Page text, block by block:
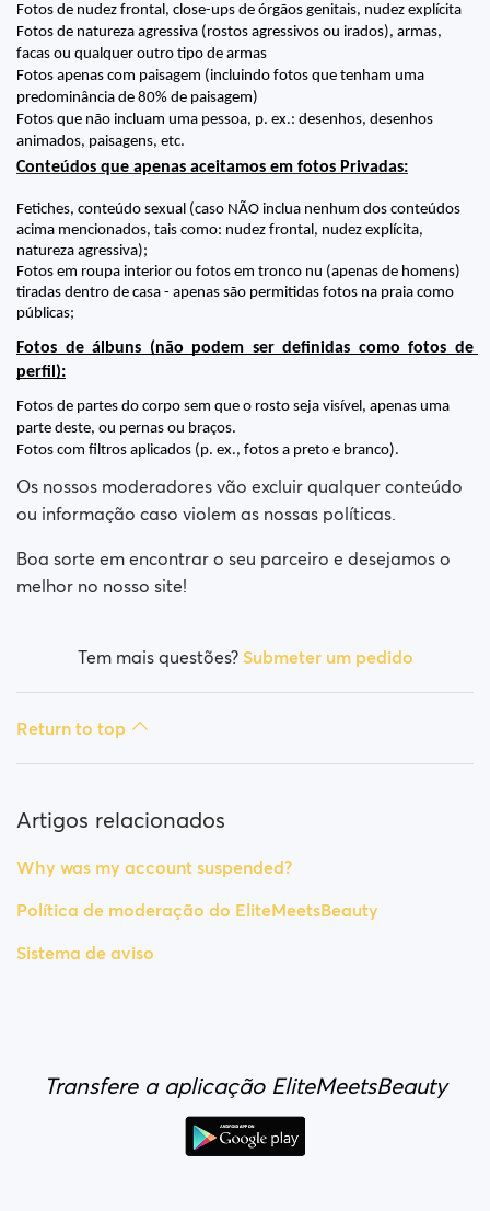
Fotos de nudez frontal, close-ups de órgãos genitais, nudez explícita
Fotos de natureza agressiva (rostos agressivos ou irados), armas,
facas ou qualquer outro tipo de armas
Fotos apenas com paisagem (incluindo fotos que tenham uma
predominância de 80% de paisagem)
Fotos que não incluam uma pessoa, p. ex.: desenhos, desenhos
animados, paisagens, etc.
Conteúdos que apenas aceitamos em fotos Privadas:
Fetiches, conteúdo sexual (caso NÃO inclua nenhum dos conteúdos
acima mencionados, tais como: nudez frontal, nudez explícita,
natureza agressiva);
Fotos em roupa interior ou fotos em tronco nu (apenas de homens)
tiradas dentro de casa - apenas são permitidas fotos na praia como
públicas;
Fotos de álbuns (não podem ser definidas como fotos de
perfil):
Fotos de partes do corpo sem que o rosto seja visível, apenas uma
parte deste, ou pernas ou braços.
Fotos com filtros aplicados (p. ex., fotos a preto e branco).
Os nossos moderadores vão excluir qualquer conteúdo
ou informação caso violem as nossas políticas.
Boa sorte em encontrar o seu parceiro e desejamos o
melhor no nosso site!
Tem mais questões? Submeter um pedido
Return to top
Artigos relacionados
Why was my account suspended?
Política de moderação do EliteMeetsBeauty
Sistema de aviso
Transfere a aplicação EliteMeetsBeauty